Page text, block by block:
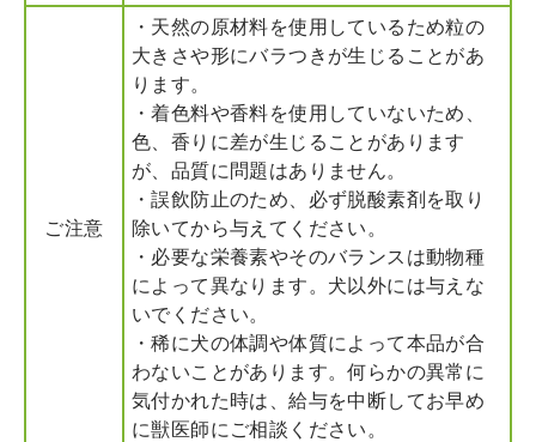
ご注意
・天然の原材料を使用しているため粒の
大きさや形にバラつきが生じることがあ
ります。
・着色料や香料を使用していないため、
色、香りに差が生じることがあります
が、品質に問題はありません。
・誤飲防止のため、必ず脱酸素剤を取り
除いてから与えてください。
・必要な栄養素やそのバランスは動物種
によって異なります。犬以外には与えな
いでください。
・稀に犬の体調や体質によって本品が合
わないことがあります。何らかの異常に
気付かれた時は、給与を中断してお早め
に獣医師にご相談ください。